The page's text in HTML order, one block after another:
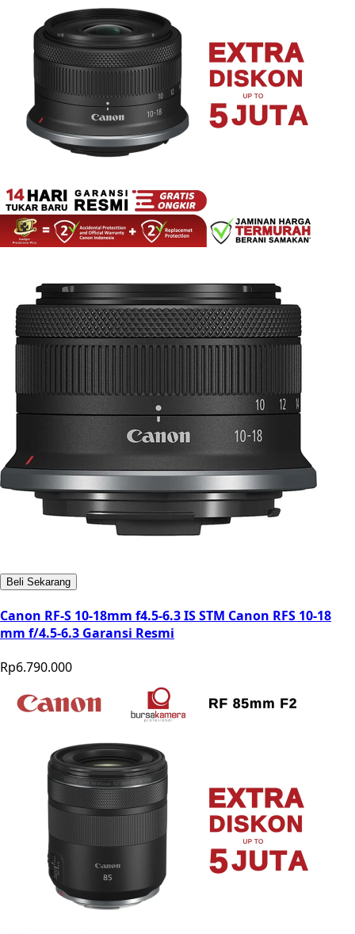
Beli Sekarang
Canon RF-S 10-18mm f4.5-6.3 IS STM Canon RFS 10-18
mm f/4.5-6.3 Garansi Resmi
Rp6.790.000